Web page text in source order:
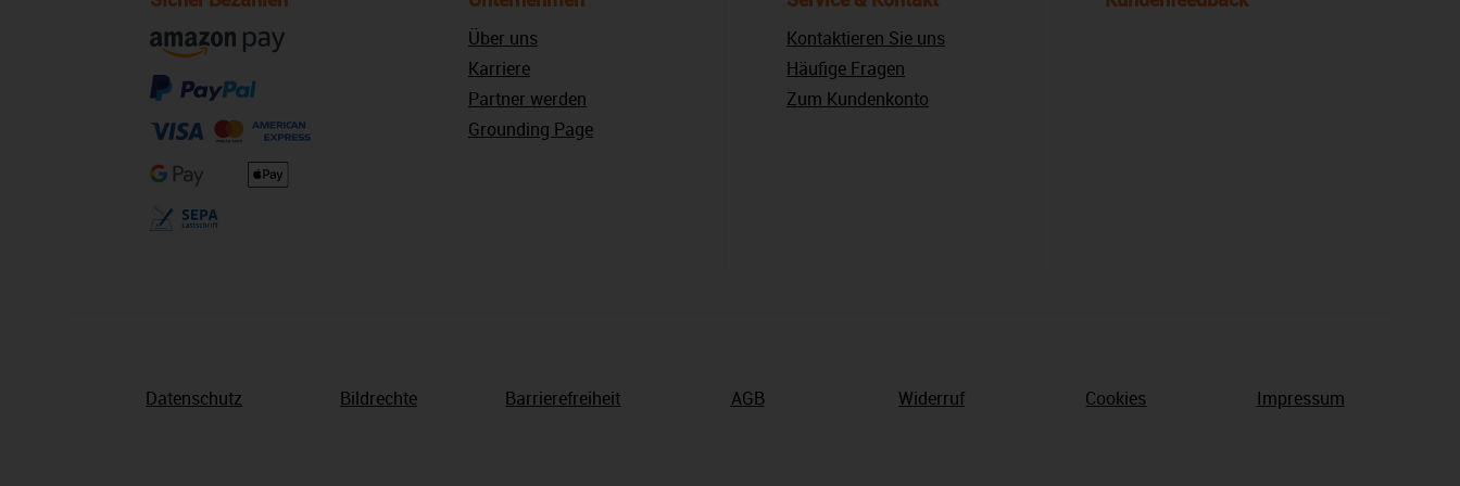
Über uns
Karriere
Partner werden
Grounding Page
Kontaktieren Sie uns
Häufige Fragen
Zum Kundenkonto
Datenschutz Bildrechte Barrierefreiheit AGB Widerruf Cookies Impressum